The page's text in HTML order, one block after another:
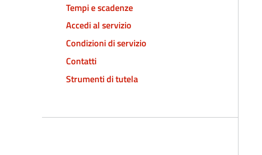
Tempi e scadenze
Accedi al servizio
Condizioni di servizio
Contatti
Strumenti di tutela